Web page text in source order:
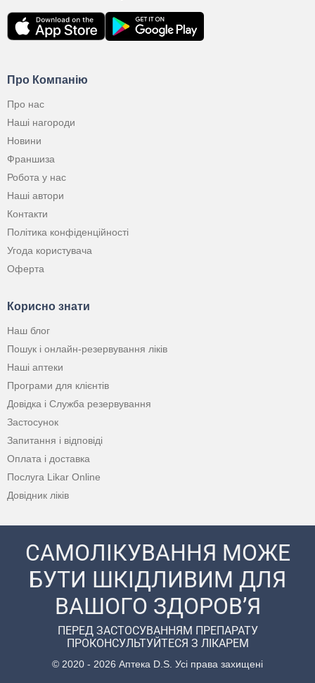
Про Компанію
Про нас
Наші нагороди
Новини
Франшиза
Робота у нас
Наші автори
Контакти
Політика конфіденційності
Угода користувача
Оферта
Корисно знати
Наш блог
Пошук і онлайн-резервування ліків
Наші аптеки
Програми для клієнтів
Довідка і Служба резервування
Застосунок
Запитання і відповіді
Оплата і доставка
Послуга Likar Online
Довідник ліків
САМОЛІКУВАННЯ МОЖЕ
БУТИ ШКІДЛИВИМ ДЛЯ
ВАШОГО ЗДОРОВ’Я
ПЕРЕД ЗАСТОСУВАННЯМ ПРЕПАРАТУ
ПРОКОНСУЛЬТУЙТЕСЯ З ЛІКАРЕМ
© 2020 - 2026 Аптека D.S. Усі права захищені